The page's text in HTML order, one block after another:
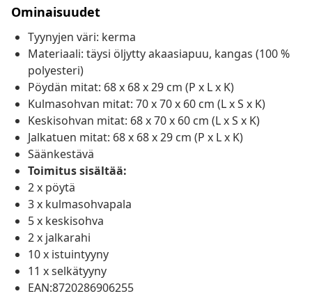
Ominaisuudet
Tyynyjen väri: kerma
Materiaali: täysi öljytty akaasiapuu, kangas (100 %
polyesteri)
Pöydän mitat: 68 x 68 x 29 cm (P x L x K)
Kulmasohvan mitat: 70 x 70 x 60 cm (L x S x K)
Keskisohvan mitat: 68 x 70 x 60 cm (L x S x K)
Jalkatuen mitat: 68 x 68 x 29 cm (P x L x K)
Säänkestävä
Toimitus sisältää:
2 x pöytä
3 x kulmasohvapala
5 x keskisohva
2 x jalkarahi
10 x istuintyyny
11 x selkätyyny
EAN:8720286906255